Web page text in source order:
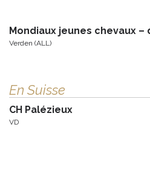
Mondiaux jeunes chevaux –
Verden (ALL)
En Suisse
CH Palézieux
VD